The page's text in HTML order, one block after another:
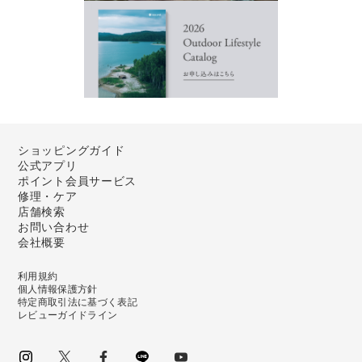
ショッピングガイド
公式アプリ
ポイント会員サービス
修理・ケア
店舗検索
お問い合わせ
会社概要
利用規約
個人情報保護方針
特定商取引法に基づく表記
レビューガイドライン